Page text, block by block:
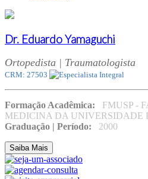
Dr. Eduardo Yamaguchi
Ortopedista | Traumatologista
CRM: 27503
Formação Acadêmica:
FMUSP -
MEDICINA DA UNIVERSIDADE
Graduação | Período:
2000
Saiba Mais